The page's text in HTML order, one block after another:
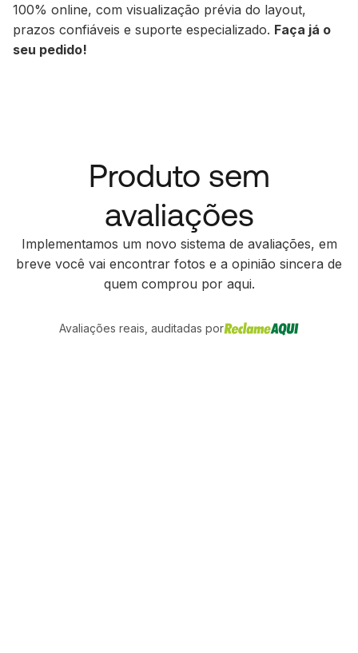
100% online, com visualização prévia do layout,
prazos confiáveis e suporte especializado. Faça já o
seu pedido!
Produto sem
avaliações
Implementamos um novo sistema de avaliações, em
breve você vai encontrar fotos e a opinião sincera de
quem comprou por aqui.
Avaliações reais, auditadas por